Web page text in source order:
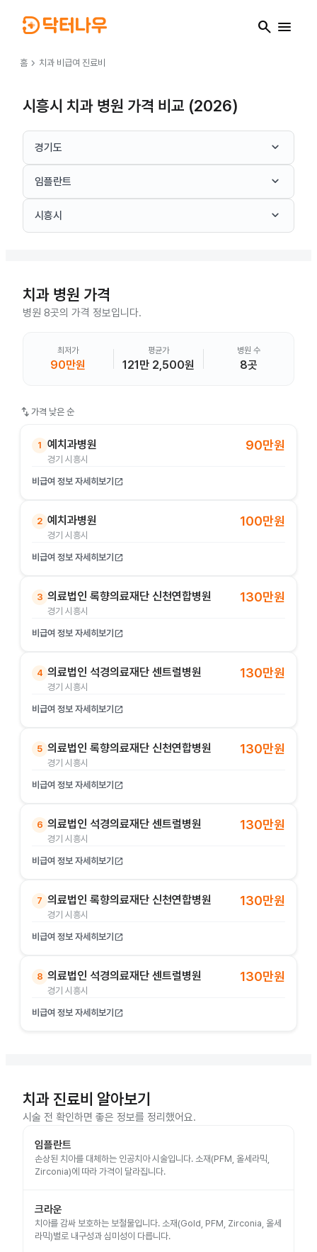
search menu
홈 chevron_right 치과 비급여 진료비
시흥시 치과 병원 가격 비교 (2026)
경기도 keyboard_arrow_down
임플란트 keyboard_arrow_down
시흥시 keyboard_arrow_down
치과 병원 가격
병원 8곳의 가격 정보입니다.
최저가
90만원
평균가
121만 2,500원
병원 수
8곳
swap_vert 가격 낮은 순
1 예치과병원
경기 시흥시
90만원
비급여 정보 자세히보기 open_in_new
2 예치과병원
경기 시흥시
100만원
비급여 정보 자세히보기 open_in_new
3 의료법인 록향의료재단 신천연합병원
경기 시흥시
130만원
비급여 정보 자세히보기 open_in_new
4 의료법인 석경의료재단 센트럴병원
경기 시흥시
130만원
비급여 정보 자세히보기 open_in_new
5 의료법인 록향의료재단 신천연합병원
경기 시흥시
130만원
비급여 정보 자세히보기 open_in_new
6 의료법인 석경의료재단 센트럴병원
경기 시흥시
130만원
비급여 정보 자세히보기 open_in_new
7 의료법인 록향의료재단 신천연합병원
경기 시흥시
130만원
비급여 정보 자세히보기 open_in_new
8 의료법인 석경의료재단 센트럴병원
경기 시흥시
130만원
비급여 정보 자세히보기 open_in_new
치과 진료비 알아보기
시술 전 확인하면 좋은 정보를 정리했어요.
임플란트
손상된 치아를 대체하는 인공치아 시술입니다. 소재(PFM, 올세라믹,
Zirconia)에 따라 가격이 달라집니다.
크라운
치아를 감싸 보호하는 보철물입니다. 소재(Gold, PFM, Zirconia, 올세
라믹)별로 내구성과 심미성이 다릅니다.